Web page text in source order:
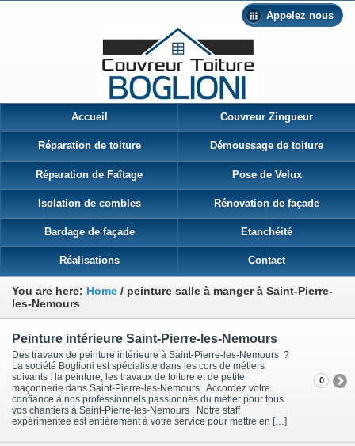
Appelez nous
Accueil Couvreur Zingueur
Réparation de toiture Démoussage de toiture
Réparation de Faîtage Pose de Velux
Isolation de combles Rénovation de façade
Bardage de façade Etanchéité
Réalisations Contact
You are here: Home / peinture salle à manger à Saint-Pierre-
les-Nemours
Peinture intérieure Saint-Pierre-les-Nemours
Des travaux de peinture intérieure à Saint-Pierre-les-Nemours ?
La société Boglioni est spécialiste dans les cors de métiers
suivants : la peinture, les travaux de toiture et de petite
maçonnerie dans Saint-Pierre-les-Nemours . Accordez votre
confiance à nos professionnels passionnés du métier pour tous
vos chantiers à Saint-Pierre-les-Nemours . Notre staff
expérimentée est entièrement à votre service pour mettre en […]
0